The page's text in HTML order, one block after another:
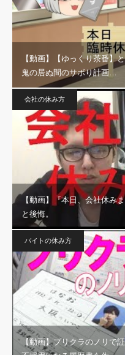
【動画】【ゆっくり茶番】
鬼の居ぬ間のサボり計画…
会社の休み方
【動画】『本日、会社休
と後悔。
バイトの休み方
【動画】プリクラのノリで